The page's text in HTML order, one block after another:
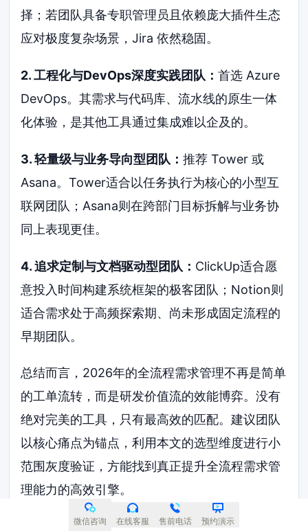
择；若团队具备专职管理员且依赖庞大插件生态
应对极度复杂场景，Jira 依然稳固。
2. 工程化与DevOps深度实践团队：首选 Azure
DevOps。其需求与代码库、流水线的原生一体
化体验，是其他工具通过集成难以企及的。
3. 轻量级与业务导向型团队：推荐 Tower 或
Asana。Tower适合以任务执行为核心的小型互
联网团队；Asana则在跨部门目标拆解与业务协
同上表现更佳。
4. 追求定制与文档驱动型团队： ClickUp适合愿
意投入时间构建系统框架的极客团队；Notion则
适合需求处于高频探索期、尚未形成固定流程的
早期团队。
总结而言，2026年的全流程需求管理不再是简单
的工单流转，而是研发价值流的效能博弈。没有
绝对完美的工具，只有最高效的匹配。建议团队
以核心痛点为锚点，利用本文的选型维度进行小
范围灰度验证，方能找到真正提升全流程需求管
理能力的高效引擎。
微信咨询 在线客服 售前电话 预约演示